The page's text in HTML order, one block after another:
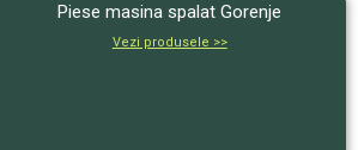
Piese masina spalat Gorenje
Vezi produsele >>